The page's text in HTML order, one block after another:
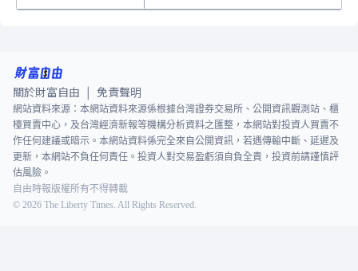
關於財富自由 免責聲明
網站資料來源：本網站資料來源係根據台灣證券交易所、公開資訊觀測站、櫃
檯買賣中心，及台灣經濟新報等機構分析資料之匯整，本網站對投資人買賣不
作任何建議或暗示。本網站資料係完全來自公開資訊，若遇傳輸中斷、延遲及
更新，本網站不負任何責任。投資人對交易盈虧須自負全責，投資前請謹慎評
估風險。
自由時報版權所有不得轉載
© 2026 The Liberty Times. All Rights Reserved.